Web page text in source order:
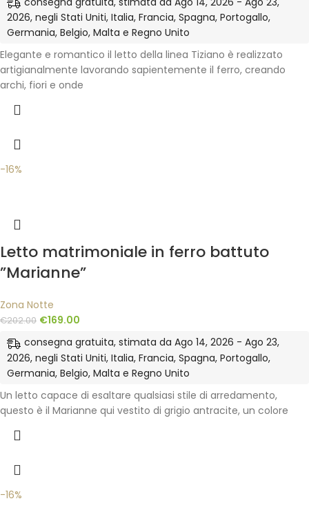
2026, negli Stati Uniti, Italia, Francia, Spagna, Portogallo,
Germania, Belgio, Malta e Regno Unito
Elegante e romantico il letto della linea Tiziano è realizzato
artigianalmente lavorando sapientemente il ferro, creando
archi, fiori e onde
-16%
Letto matrimoniale in ferro battuto
”Marianne”
Zona Notte
€202.00 €169.00
consegna gratuita, stimata da Ago 14, 2026 - Ago 23,
2026, negli Stati Uniti, Italia, Francia, Spagna, Portogallo,
Germania, Belgio, Malta e Regno Unito
Un letto capace di esaltare qualsiasi stile di arredamento,
questo è il Marianne qui vestito di grigio antracite, un colore
-16%